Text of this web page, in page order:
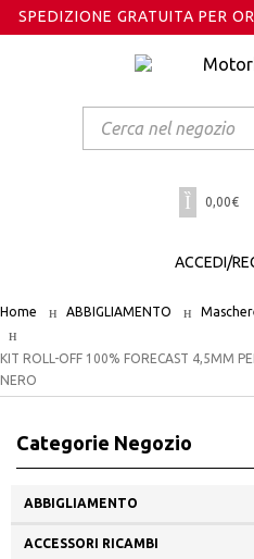
SPEDIZIONE GRATUITA PER
search
0,00€
ACCEDI/
Home ABBIGLIAMENTO
KIT ROLL-OFF 100% FORECAST 4,5MM
NERO
Categorie Negozio
ABBIGLIAMENTO
ACCESSORI RICAMBI